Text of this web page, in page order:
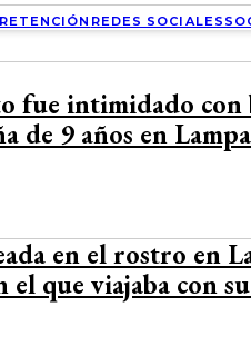
7
REDES SOCIALES
fue intimidado con
de 9 años en Lampa
en el rostro en
el que viajaba con